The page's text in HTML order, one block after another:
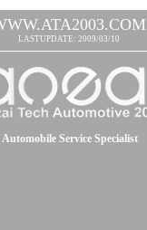
LASTUPDATE: 2009/03/10
Automobile Service Specialist